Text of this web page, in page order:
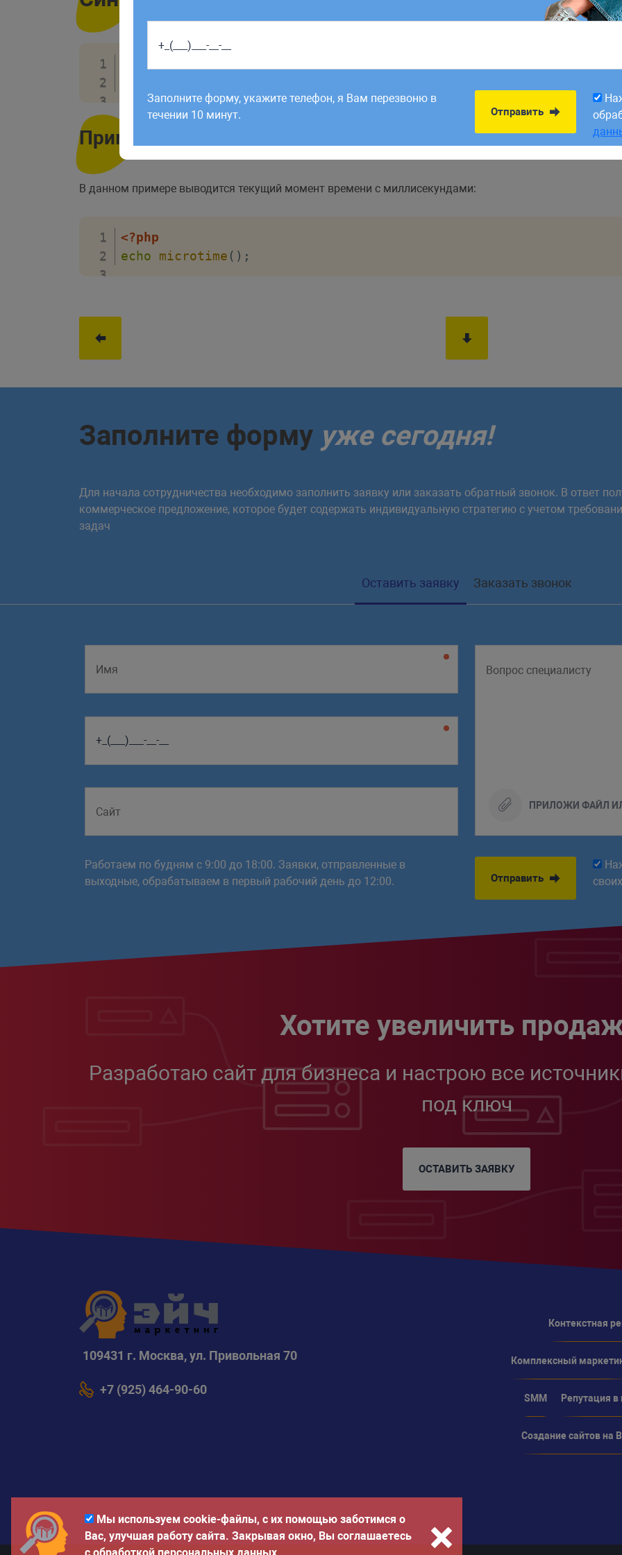
Пример
В данном примере выводится текущий момент времени с миллисекундами:
<?php
echo
microtime ( ) ;
Мы используем cookie-файлы, с их помощью заботимся о
Вас, улучшая работу сайта. Закрывая окно, Вы соглашаетесь
Заполните форму уже сегодня!
Для начала сотрудничества необходимо заполнить заявку или заказать обратный звонок. В ответ
коммерческое предложение, которое будет содержать индивидуальную стратегию с учетом
задач
Оставить заявку Заказать звонок
ПРИЛОЖИ ФАЙЛ
Работаем по будням с 9:00 до 18:00. Заявки, отправленные в
выходные, обрабатываем в первый рабочий день до 12:00.
Отправить
своих
Хотите увеличить
Разработаю сайт для бизнеса и настрою все
под ключ
ОСТАВИТЬ ЗАЯВКУ
109431 г. Москва, ул. Привольная 70
+7 (925) 464-90-60
Контекстная
Комплексный
SMM Репутация в
Создание сайтов на
Работаем по будням с 9:00 до 18:00. Заявки,
рабочий день до 12:00.
Заполните форму, укажите телефон, я Вам перезвоню в
течении 10 минут.
Отправить